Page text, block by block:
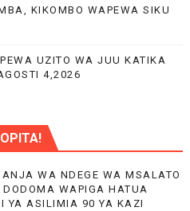
KIKOMBO WAPEWA SIKU
UZITO WA JUU KATIKA
4,2026
WA NDEGE WA MSALATO
WAPIGA HATUA
YA ASILIMIA 90 YA KAZI